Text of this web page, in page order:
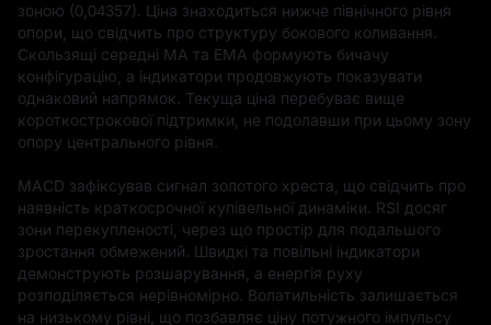
зоною (0,04357). Ціна знаходиться нижче північного рівня
опори, що свідчить про структуру бокового коливання.
Скользящі середні MA та EMA формують бичачу
конфігурацію, а індикатори продовжують показувати
однаковий напрямок. Текуща ціна перебуває вище
короткострокової підтримки, не подолавши при цьому зону
опору центрального рівня.
MACD зафіксував сигнал золотого хреста, що свідчить про
наявність краткосрочної купівельної динаміки. RSI досяг
зони перекупленості, через що простір для подальшого
зростання обмежений. Швидкі та повільні індикатори
демонструють розшарування, а енергія руху
розподіляється нерівномірно. Волатильність залишається
на низькому рівні, що позбавляє ціну потужного імпульсу